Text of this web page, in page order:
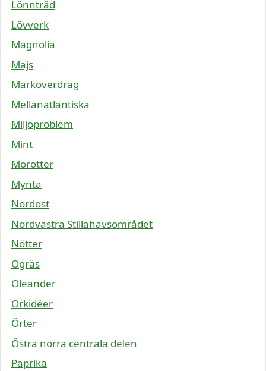
Lönnträd
Lövverk
Magnolia
Majs
Marköverdrag
Mellanatlantiska
Miljöproblem
Mint
Morötter
Mynta
Nordost
Nordvästra Stillahavsområdet
Nötter
Ogräs
Oleander
Orkidéer
Örter
Östra norra centrala delen
Paprika